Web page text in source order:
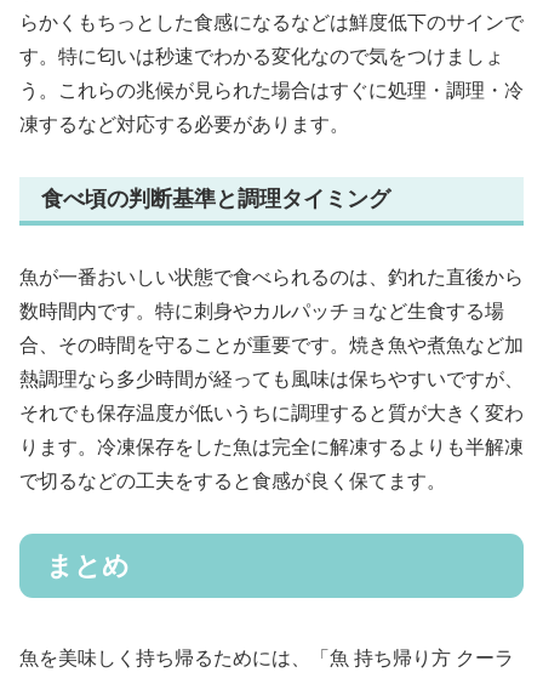
らかくもちっとした食感になるなどは鮮度低下のサインで
す。特に匂いは秒速でわかる変化なので気をつけましょ
う。これらの兆候が見られた場合はすぐに処理・調理・冷
凍するなど対応する必要があります。
食べ頃の判断基準と調理タイミング
魚が一番おいしい状態で食べられるのは、釣れた直後から
数時間内です。特に刺身やカルパッチョなど生食する場
合、その時間を守ることが重要です。焼き魚や煮魚など加
熱調理なら多少時間が経っても風味は保ちやすいですが、
それでも保存温度が低いうちに調理すると質が大きく変わ
ります。冷凍保存をした魚は完全に解凍するよりも半解凍
で切るなどの工夫をすると食感が良く保てます。
まとめ
魚を美味しく持ち帰るためには、「魚 持ち帰り方 クーラ